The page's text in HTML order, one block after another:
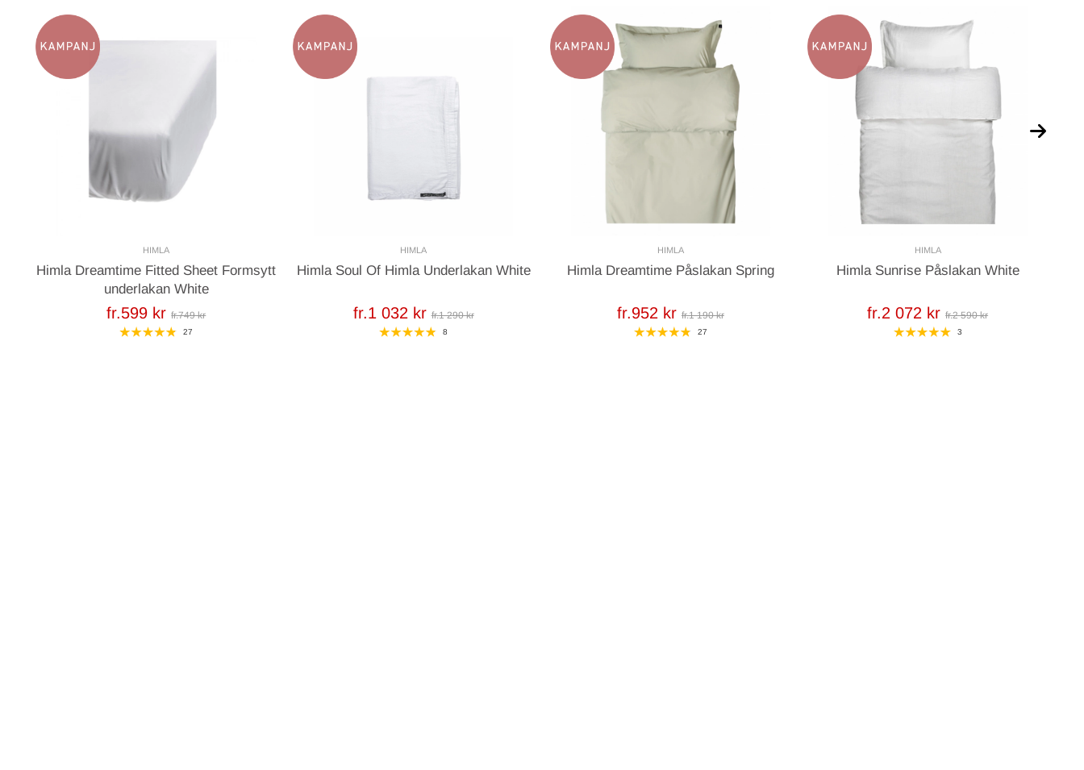
HIMLA
Himla Dreamtime Fitted Sheet Formsytt
underlakan White
fr.599 kr fr.749 kr
27
HIMLA
Himla Soul Of Himla Underlakan White
fr.1 032 kr fr.1 290 kr
8
HIMLA
Himla Dreamtime Påslakan Spring
fr.952 kr fr.1 190 kr
27
HIMLA
Himla Sunrise Påslakan White
fr.2 072 kr fr.2 590 kr
3